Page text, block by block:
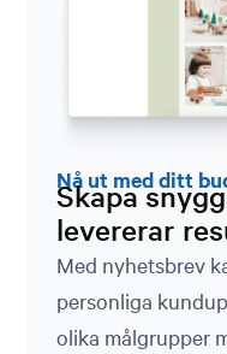
Nå ut med ditt
Skapa
levererar
Med nyhetsbrev
personliga
olika målgrupper